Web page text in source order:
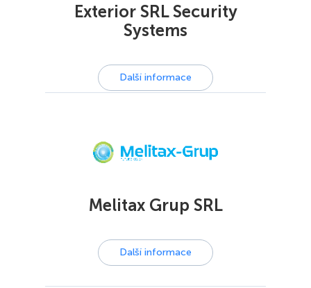
Exterior SRL Security
Systems
Další informace
Melitax Grup SRL
Další informace